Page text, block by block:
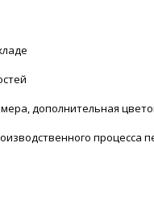
дополнительная
процесса